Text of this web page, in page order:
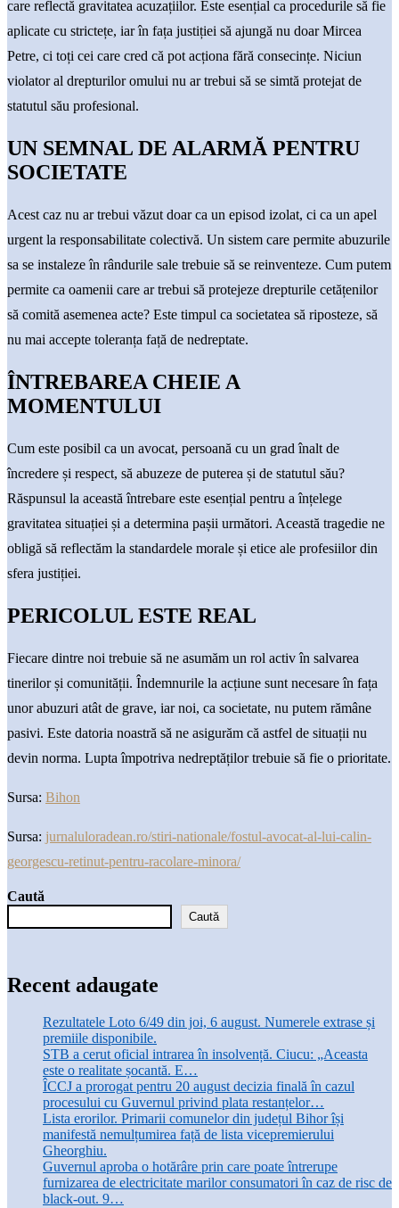
care reflectă gravitatea acuzațiilor. Este esențial ca procedurile să fie
aplicate cu strictețe, iar în fața justiției să ajungă nu doar Mircea
Petre, ci toți cei care cred că pot acționa fără consecințe. Niciun
violator al drepturilor omului nu ar trebui să se simtă protejat de
statutul său profesional.
UN SEMNAL DE ALARMĂ PENTRU
SOCIETATE
Acest caz nu ar trebui văzut doar ca un episod izolat, ci ca un apel
urgent la responsabilitate colectivă. Un sistem care permite abuzurile
sa se instaleze în rândurile sale trebuie să se reinventeze. Cum putem
permite ca oamenii care ar trebui să protejeze drepturile cetățenilor
să comită asemenea acte? Este timpul ca societatea să riposteze, să
nu mai accepte toleranța față de nedreptate.
ÎNTREBAREA CHEIE A
MOMENTULUI
Cum este posibil ca un avocat, persoană cu un grad înalt de
încredere și respect, să abuzeze de puterea și de statutul său?
Răspunsul la această întrebare este esențial pentru a înțelege
gravitatea situației și a determina pașii următori. Această tragedie ne
obligă să reflectăm la standardele morale și etice ale profesiilor din
sfera justiției.
PERICOLUL ESTE REAL
Fiecare dintre noi trebuie să ne asumăm un rol activ în salvarea
tinerilor și comunității. Îndemnurile la acțiune sunt necesare în fața
unor abuzuri atât de grave, iar noi, ca societate, nu putem rămâne
pasivi. Este datoria noastră să ne asigurăm că astfel de situații nu
devin norma. Lupta împotriva nedreptăților trebuie să fie o prioritate.
Sursa: Bihon
Sursa: jurnaluloradean.ro/stiri-nationale/fostul-avocat-al-lui-calin-
georgescu-retinut-pentru-racolare-minora/
Caută
Caută
Recent adaugate
Rezultatele Loto 6/49 din joi, 6 august. Numerele extrase și
premiile disponibile.
STB a cerut oficial intrarea în insolvență. Ciucu: „Aceasta
este o realitate șocantă. E…
ÎCCJ a prorogat pentru 20 august decizia finală în cazul
procesului cu Guvernul privind plata restanțelor…
Lista erorilor. Primarii comunelor din județul Bihor își
manifestă nemulțumirea față de lista vicepremierului
Gheorghiu.
Guvernul aproba o hotărâre prin care poate întrerupe
furnizarea de electricitate marilor consumatori în caz de risc de
black-out. 9…